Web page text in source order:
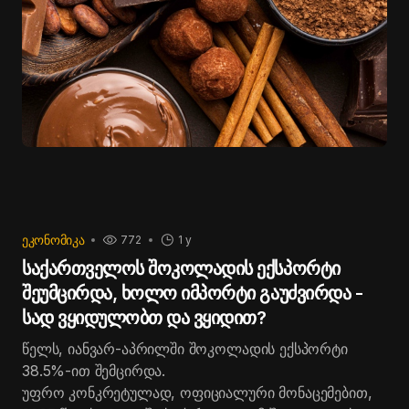
აუცილებლობის საკითხები.
განვითარების ხელშეწყობაზე.
ᲔᲙᲝᲜᲝᲛᲘᲙᲐ 1 y
772
საქართველოს შოკოლადის ექსპორტი
შეუმცირდა, ხოლო იმპორტი გაუძვირდა -
სად ვყიდულობთ და ვყიდით?
წელს, იანვარ-აპრილში შოკოლადის ექსპორტი
38.5%-ით შემცირდა.
უფრო კონკრეტულად, ოფიციალური მონაცემებით,